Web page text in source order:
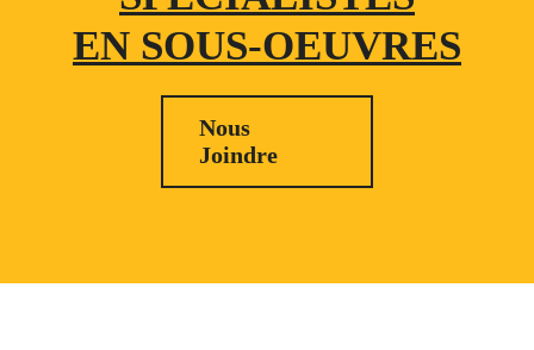
EN SOUS-OEUVRES
Nous
Joindre